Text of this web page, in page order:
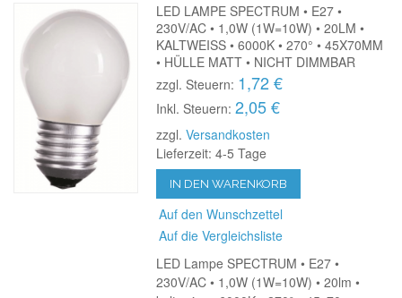
LED LAMPE SPECTRUM • E27 •
230V/AC • 1,0W (1W=10W) • 20LM •
KALTWEISS • 6000K • 270° • 45X70MM
• HÜLLE MATT • NICHT DIMMBAR
zzgl. Steuern: 1,72 €
Inkl. Steuern: 2,05 €
zzgl.Versandkosten
Lieferzeit: 4-5 Tage
IN DEN WARENKORB
Auf den Wunschzettel
Auf die Vergleichsliste
LED Lampe SPECTRUM • E27 •
230V/AC • 1,0W (1W=10W) • 20lm •